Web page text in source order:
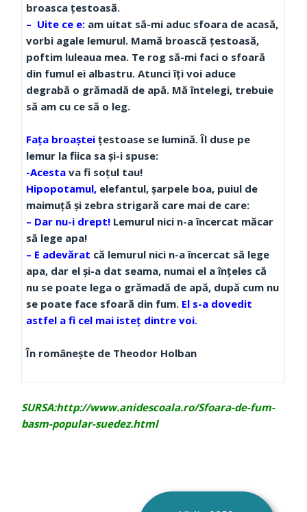
broasca ţestoasă.
– Uite ce e: am uitat să-mi aduc sfoara de acasă,
vorbi agale lemurul. Mamă broască ţestoasă,
poftim luleaua mea. Te rog să-mi faci o sfoară
din fumul ei albastru. Atunci îţi voi aduce
degrabă o grămadă de apă. Mă întelegi, trebuie
să am cu ce să o leg.
Faţa broaştei ţestoase se lumină. Îl duse pe
lemur la fiica sa şi-i spuse:
-Acesta va fi soţul tau!
Hipopotamul, elefantul, şarpele boa, puiul de
maimuţă şi zebra strigară care mai de care:
– Dar nu-i drept! Lemurul nici n-a încercat măcar
să lege apa!
– E adevărat că lemurul nici n-a încercat să lege
apa, dar el şi-a dat seama, numai el a înţeles că
nu se poate lega o grămadă de apă, după cum nu
se poate face sfoară din fum. El s-a dovedit
astfel a fi cel mai isteţ dintre voi.
În româneşte de Theodor Holban
SURSA:http://www.anidescoala.ro/Sfoara-de-fum-
basm-popular-suedez.html